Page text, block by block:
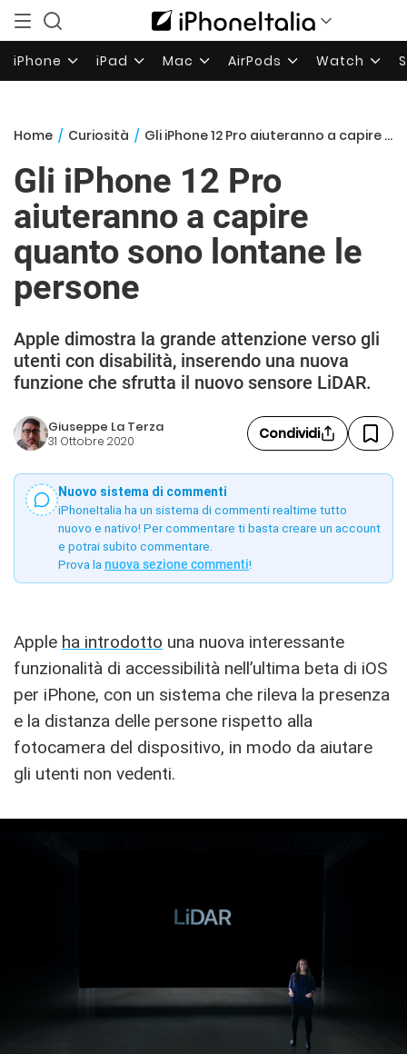
iPhone iPad Mac AirPods Watch
Home / Curiosità / Gli iPhone 12 Pro aiuteranno a capire quanto sono lontane le persone
Gli iPhone 12 Pro
aiuteranno a capire
quanto sono lontane le
persone
Apple dimostra la grande attenzione verso gli
utenti con disabilità, inserendo una nuova
funzione che sfrutta il nuovo sensore LiDAR.
Giuseppe La Terza
31 Ottobre 2020 Condividi
Nuovo sistema di commenti
iPhoneItalia ha un sistema di commenti realtime tutto
nuovo e nativo! Per commentare ti basta creare un account
e potrai subito commentare.
Prova la nuova sezione commenti!
Apple ha introdotto una nuova interessante
funzionalità di accessibilità nell’ultima beta di iOS
per iPhone, con un sistema che rileva la presenza
e la distanza delle persone rispetto alla
fotocamera del dispositivo, in modo da aiutare
gli utenti non vedenti.